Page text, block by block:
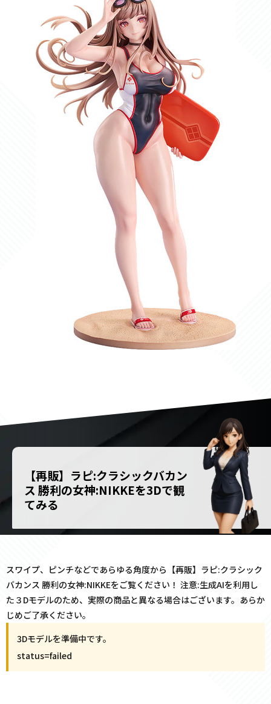
【再販】ラピ:クラシックバカン
ス 勝利の女神:NIKKEを3Dで観
てみる
スワイプ、ピンチなどであらゆる角度から【再販】ラピ:クラシック
バカンス 勝利の女神:NIKKEをご覧ください！ 注意:生成AIを利用し
た３Dモデルのため、実際の商品と異なる場合はございます。あらか
じめご了承ください。
3Dモデルを準備中です。
status=failed